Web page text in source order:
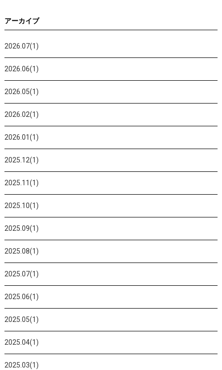
アーカイブ
2026.07(1)
2026.06(1)
2026.05(1)
2026.02(1)
2026.01(1)
2025.12(1)
2025.11(1)
2025.10(1)
2025.09(1)
2025.08(1)
2025.07(1)
2025.06(1)
2025.05(1)
2025.04(1)
2025.03(1)